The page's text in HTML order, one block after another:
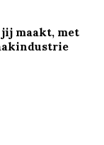
maakt, met